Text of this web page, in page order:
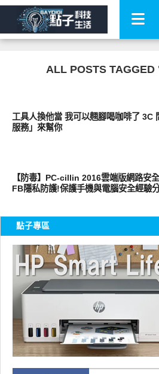
ALL POSTS
工具人換他當 我可以翹腳喝咖啡了 3C
服務」來幫你
【防毒】PC-cillin 2016雲端版網路安
FB隱私防護!保護手機與電腦安全經驗
點子專區